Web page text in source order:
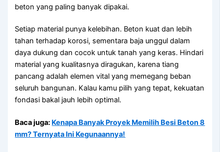
beton yang paling banyak dipakai.
Setiap material punya kelebihan. Beton kuat dan lebih
tahan terhadap korosi, sementara baja unggul dalam
daya dukung dan cocok untuk tanah yang keras. Hindari
material yang kualitasnya diragukan, karena tiang
pancang adalah elemen vital yang memegang beban
seluruh bangunan. Kalau kamu pilih yang tepat, kekuatan
fondasi bakal jauh lebih optimal.
Baca juga: Kenapa Banyak Proyek Memilih Besi Beton 8
mm? Ternyata Ini Kegunaannya!